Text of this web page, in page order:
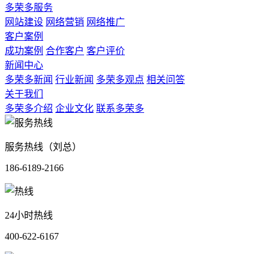
多荣多服务
网站建设 网络营销 网络推广
客户案例
成功案例 合作客户 客户评价
新闻中心
多荣多新闻 行业新闻 多荣多观点 相关问答
关于我们
多荣多介绍 企业文化 联系多荣多
服务热线（刘总）
186-6189-2166
24小时热线
400-622-6167